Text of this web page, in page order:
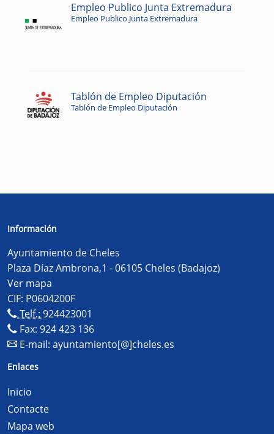
Empleo Publico Junta Extremadura
Empleo Publico Junta Extremadura
Tablón de Empleo Diputación
Tablón de Empleo Diputación
Información
Ayuntamiento de Cheles
Plaza Díaz Ambrona,1 - 06105 Cheles (Badajoz)
Ver mapa
CIF: P0604200F
Telf.: 924423001
Fax: 924 423 136
E-mail: ayuntamiento[@]cheles.es
Enlaces
Inicio
Contacte
Mapa web